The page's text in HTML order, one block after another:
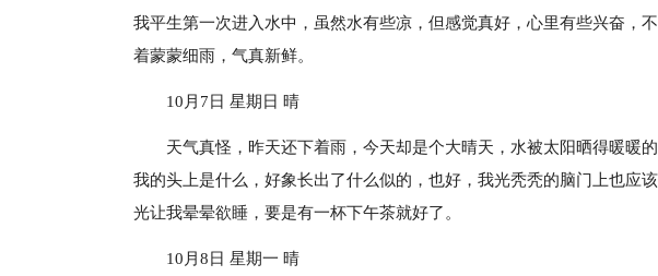
我平生第一次进入水中，虽然水有些凉，但感觉真好，心里有些兴奋，
着蒙蒙细雨，气真新鲜。
10月7日 星期日 晴
天气真怪，昨天还下着雨，今天却是个大晴天，水被太阳晒得暖暖
我的头上是什么，好象长出了什么似的，也好，我光秃秃的脑门上也应
光让我晕晕欲睡，要是有一杯下午茶就好了。
10月8日 星期一 晴